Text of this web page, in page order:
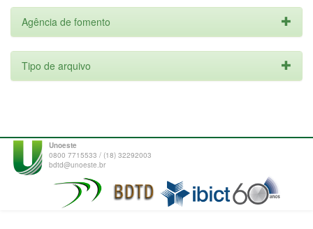
Agência de fomento
Tipo de arquivo
Unoeste
0800 7715533 / (18) 32292003
bdtd@unoeste.br